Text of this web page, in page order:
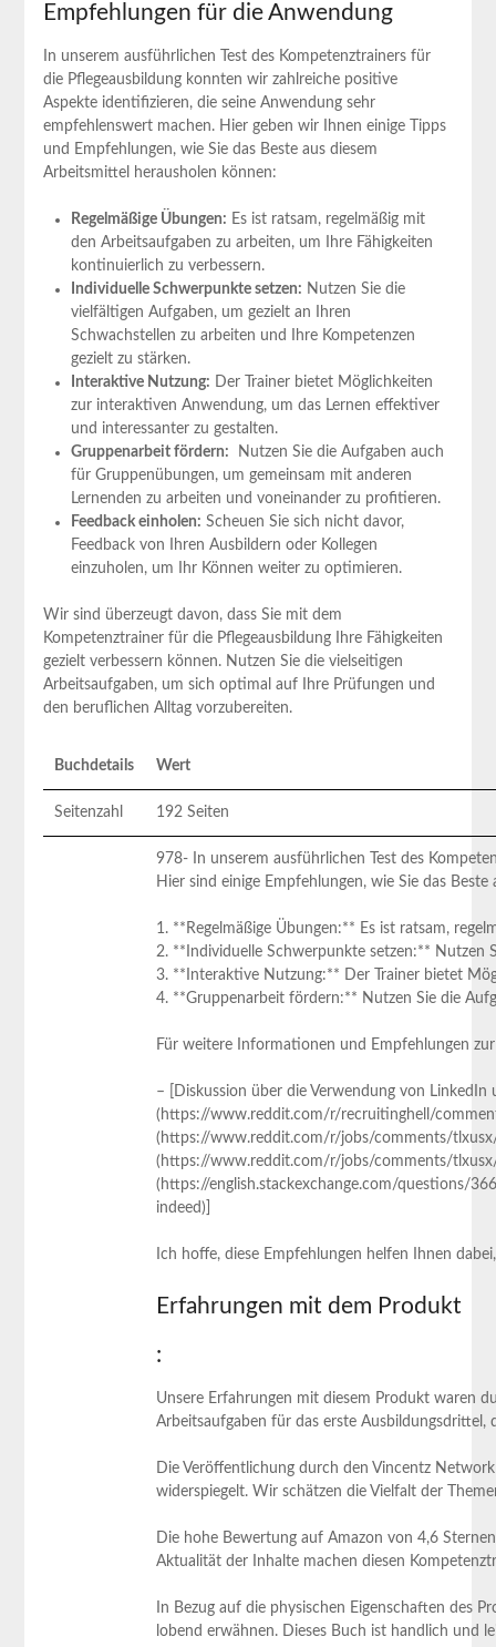
Empfehlungen für die Anwendung
In unserem ausführlichen Test des Kompetenztrainers für
die Pflegeausbildung konnten wir zahlreiche positive
Aspekte identifizieren, die seine⁢ Anwendung sehr
empfehlenswert ‌machen. Hier geben wir Ihnen einige Tipps
und Empfehlungen, wie Sie ‌das Beste aus diesem
Arbeitsmittel herausholen können:
Regelmäßige ⁣Übungen: Es ist ratsam, regelmäßig mit
den Arbeitsaufgaben ⁣zu arbeiten, um Ihre Fähigkeiten
kontinuierlich zu verbessern.
Individuelle ‍Schwerpunkte ⁢setzen: Nutzen Sie die
vielfältigen Aufgaben, um gezielt an Ihren
Schwachstellen zu⁢ arbeiten und Ihre Kompetenzen
gezielt zu stärken.
Interaktive Nutzung: Der Trainer bietet Möglichkeiten
zur interaktiven Anwendung, um ‌das Lernen effektiver
und interessanter zu gestalten.
Gruppenarbeit fördern: ​ Nutzen Sie die Aufgaben auch
für Gruppenübungen, um gemeinsam mit anderen
Lernenden ⁤zu arbeiten und voneinander zu profitieren.
Feedback einholen: Scheuen Sie sich ‍nicht davor,
Feedback von Ihren Ausbildern oder Kollegen
einzuholen, um Ihr Können weiter ​zu optimieren.
Wir sind überzeugt‌ davon, dass Sie mit dem
Kompetenztrainer für die Pflegeausbildung Ihre Fähigkeiten
gezielt verbessern können. Nutzen Sie die vielseitigen
Arbeitsaufgaben, um sich optimal auf Ihre Prüfungen und
⁢den beruflichen Alltag vorzubereiten.
Buchdetails Wert
Seitenzahl 192 Seiten
978- In unserem ausführlichen⁢ Test des
Hier sind ‌einige Empfehlungen,⁤ wie⁣ Sie das
1.​ **Regelmäßige Übungen:** Es ist ratsam,
2. **Individuelle Schwerpunkte setzen:** Nutzen
3. **Interaktive​ Nutzung:** Der Trainer bietet
4. **Gruppenarbeit fördern:** Nutzen Sie die
Für weitere Informationen und ​Empfehlungen‍
– [Diskussion über die Verwendung von
(https://www.reddit.com/r/recruitinghell/
(https://www.reddit.com/r/jobs/comments/tlxusx/
(https://www.reddit.com/r/jobs/comments/tlxusx/
(https://english.stackexchange.com/questions/
indeed)]
Ich hoffe, diese Empfehlungen helfen Ihnen
Erfahrungen​ mit dem Produkt
:
Unsere Erfahrungen mit diesem Produkt waren
Arbeitsaufgaben für das erste Ausbildungsdrittel,
Die Veröffentlichung durch den Vincentz
widerspiegelt. Wir schätzen die Vielfalt der
Die hohe Bewertung ⁤auf ⁢Amazon von 4,6
Aktualität der Inhalte machen diesen
In Bezug auf die physischen Eigenschaften des
lobend erwähnen. Dieses ‍Buch ist handlich und